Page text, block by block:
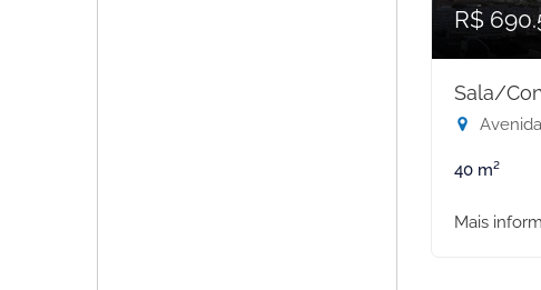
R$
Sala/
Avenida
40 m²
Mais